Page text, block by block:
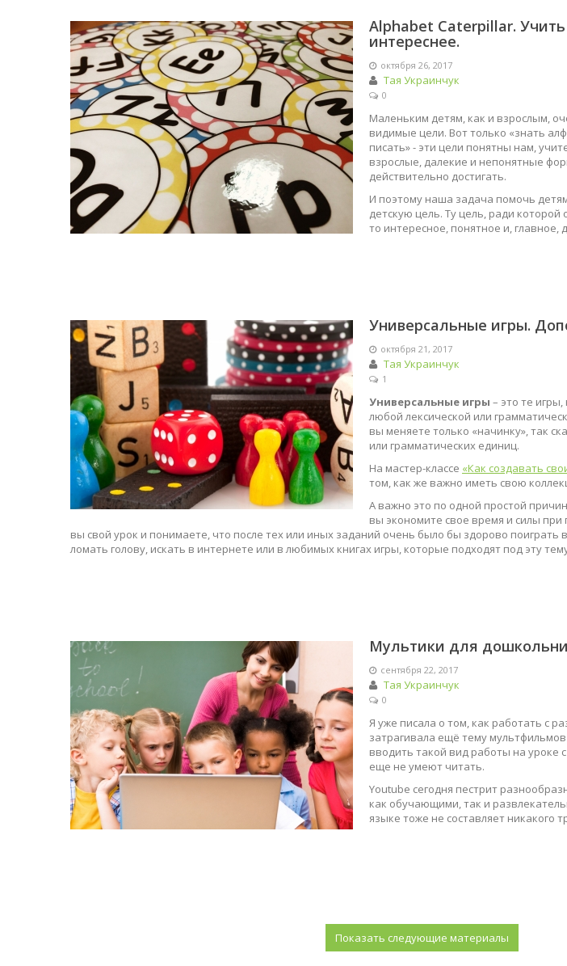
Alphabet Caterpillar.
интереснее.
октября 26, 2017
Тая Украинчук
0
Маленьким детям, как и взрослым,
видимые цели. Вот только «знать
писать» - эти цели понятны нам,
взрослые, далекие и непонятные
действительно достигать.
И поэтому наша задача помочь
детскую цель. Ту цель, ради
то интересное, понятное и, главное,
Универсальные игры.
октября 21, 2017
Тая Украинчук
1
Универсальные игры – это те
любой лексической или
вы меняете только «начинку», так
или грамматических единиц.
На мастер-классе «Как создавать
том, как же важно иметь свою
А важно это по одной простой
вы экономите свое время и силы
вы свой урок и понимаете, что после тех или иных заданий очень было бы здорово поиграть
ломать голову, искать в интернете или в любимых книгах игры, которые подходят под эту
Мультики для
сентября 22, 2017
Тая Украинчук
0
Я уже писала о том, как работать с
затрагивала ещё тему
вводить такой вид работы на уроке
еще не умеют читать.
Youtube сегодня пестрит
как обучающими, так и
языке тоже не составляет никакого